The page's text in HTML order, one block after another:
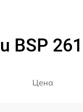
BSP 261
Цена